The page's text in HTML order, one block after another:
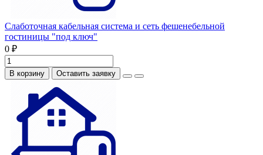
Слаботочная кабельная система и сеть фешенебельной
гостиницы "под ключ"
0 ₽
В корзину Оставить заявку